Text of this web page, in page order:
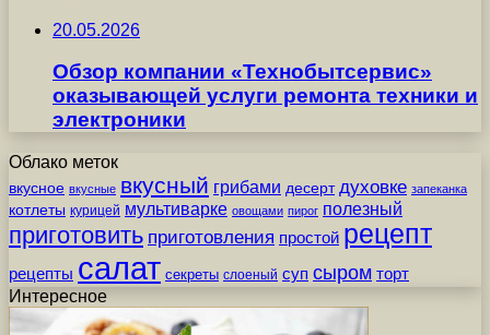
20.05.2026
Обзор компании «Технобытсервис»
оказывающей услуги ремонта техники и
электроники
Облако меток
вкусное вкусные вкусный грибами десерт духовке запеканка
котлеты курицей мультиварке овощами пирог полезный
приготовить приготовления простой рецепт
рецепты салат секреты слоеный суп сыром торт
Интересное